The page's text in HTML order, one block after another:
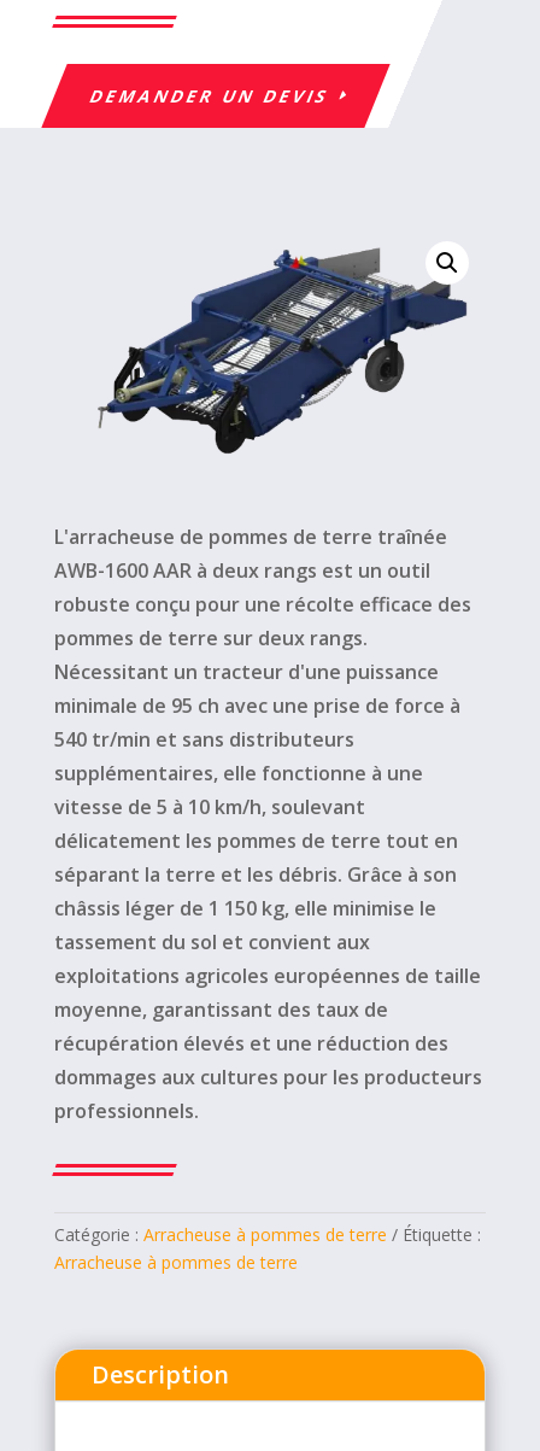
DEMANDER UN DEVIS
L'arracheuse de pommes de terre traînée
AWB-1600 AAR à deux rangs est un outil
robuste conçu pour une récolte efficace des
pommes de terre sur deux rangs.
Nécessitant un tracteur d'une puissance
minimale de 95 ch avec une prise de force à
540 tr/min et sans distributeurs
supplémentaires, elle fonctionne à une
vitesse de 5 à 10 km/h, soulevant
délicatement les pommes de terre tout en
séparant la terre et les débris. Grâce à son
châssis léger de 1 150 kg, elle minimise le
tassement du sol et convient aux
exploitations agricoles européennes de taille
moyenne, garantissant des taux de
récupération élevés et une réduction des
dommages aux cultures pour les producteurs
professionnels.
Catégorie : Arracheuse à pommes de terre
Étiquette :
Arracheuse à pommes de terre
Description